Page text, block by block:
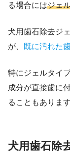
る場合にはジェ
犬用歯石除去ジ
が、
既に汚れた
特にジェルタイ
成分が直接歯に
ることもあります
犬用歯石除